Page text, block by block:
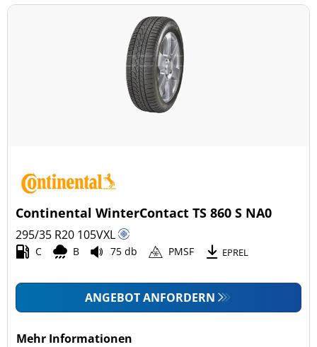
Continental WinterContact TS 860 S NA0
295/35 R20 105VXL
C B 75 db PMSF EPREL
ANGEBOT ANFORDERN
Mehr Informationen